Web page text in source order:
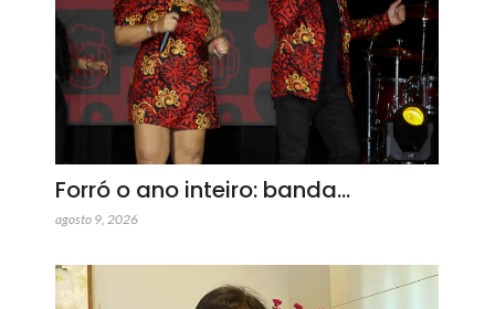
Forró o ano inteiro: banda…
agosto 9, 2026